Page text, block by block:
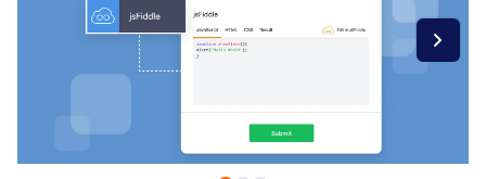
Джаджи за форма Текстов редактор
12 Джаджи